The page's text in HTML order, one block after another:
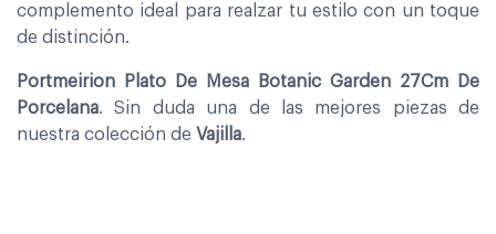
complemento ideal para realzar tu estilo con un toque
de distinción.
Portmeirion Plato De Mesa Botanic Garden 27Cm De
Porcelana. Sin duda una de las mejores piezas de
nuestra colección de Vajilla.